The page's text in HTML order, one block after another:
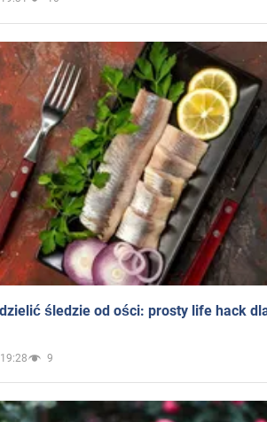
śledzie od ości: prosty life hack
9